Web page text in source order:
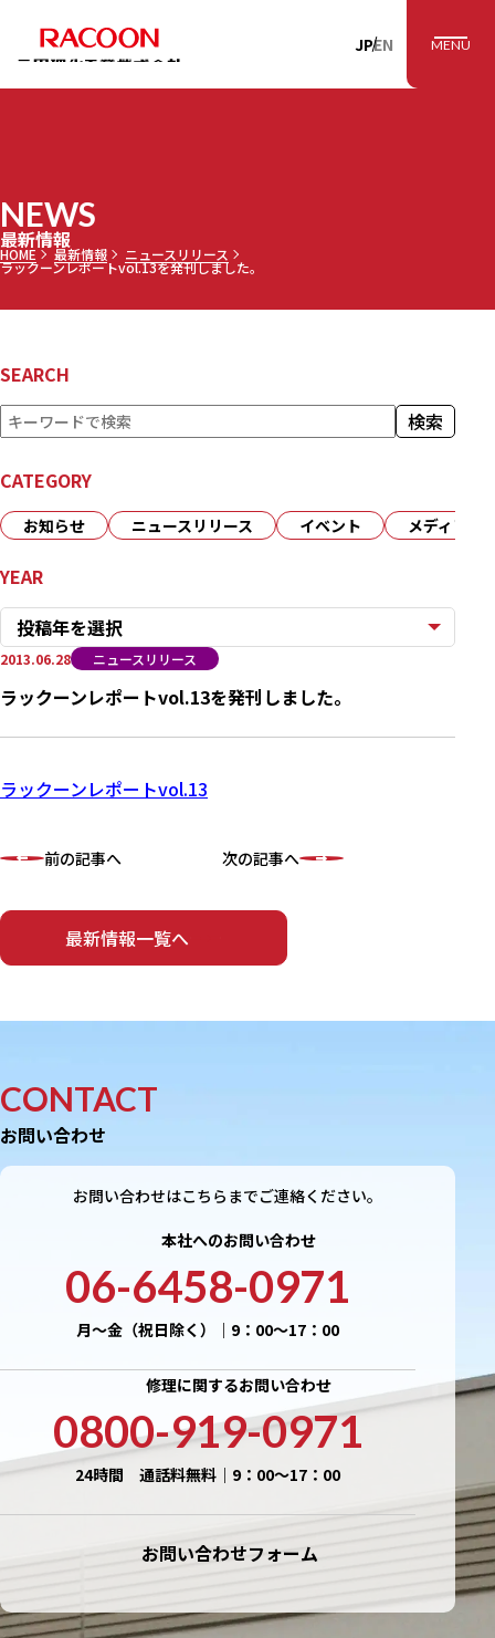
RACOON 三田理
JPEN MENU
NEWS
最新情報
HOME 最新情報 ニュースリリース
ラックーンレポートvol.13を発刊しました。
SEARCH
検
索 検索
CATEGORY
お知らせ ニュースリリース イベント メディア
YEAR
投稿年を選択
ラックーンレポートvol.13を発刊しました。
2013.06.28 ニュースリリース
ラックーンレポートvol.13
前の記事へ
最新情報一覧へ
次の記事へ
CONTACT
お問い合わせ
お問い合わせはこちらまでご連絡ください。
本社へのお問い合わせ
06-6458-0971
月〜金（祝日除く）｜9：00〜17：00
修理に関するお問い合わせ
0800-919-0971
24時間 通話料無料｜9：00〜17：00
お問い合わせフォーム